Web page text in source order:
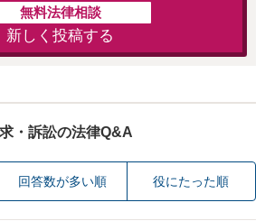
無料法律相談
新しく投稿する
・訴訟の法律Q&A
回答数が多い順 役にたった順